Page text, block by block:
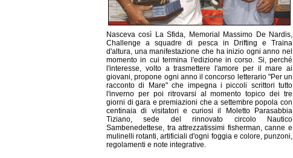
Nasceva così La Sfida, Memorial Massimo De Nardis,
Challenge a squadre di pesca in Drifting e Traina
d'altura, una manifestazione che ha inizio ogni anno nel
momento in cui termina l'edizione in corso. Si, perché
l'interesse, volto a trasmettere l'amore per il mare ai
giovani, propone ogni anno il concorso letterario "Per un
racconto di Mare" che impegna i piccoli scrittori tutto
l'inverno per poi ritrovarsi al momento topico dei tre
giorni di gara e premiazioni che a settembre popola con
centinaia di visitatori e curiosi il Moletto Parasabbia
Tiziano, sede del rinnovato circolo Nautico
Sambenedettese, tra attrezzatissimi fisherman, canne e
mulinelli rotanti, artificiali d'ogni foggia e colore, punzoni,
regolamenti e note integrative.